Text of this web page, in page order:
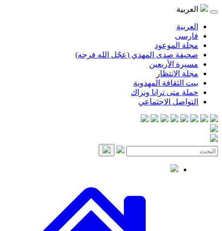
المهدي (عجّل الله فرجه)
المهدوية
ترانا ونراك
الاجتماعي